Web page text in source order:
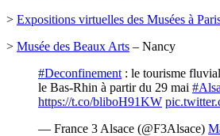
> Expositions virtuelles des Musées à
> Musée des Beaux Arts – Nancy
#Deconfinement : le tourisme
le Bas-Rhin à partir du 29 mai
https://t.co/bliboH91KW
— France 3 Alsace (@F3Alsace)